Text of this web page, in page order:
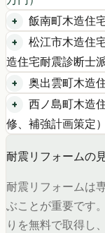
飯南町木造住
松江市木造住
造住宅耐震診断士
奥出雲町木造
西ノ島町木造
修、補強計画策定）
耐震リフォームの
耐震リフォームは
ぶことが重要です
りを無料で取得し